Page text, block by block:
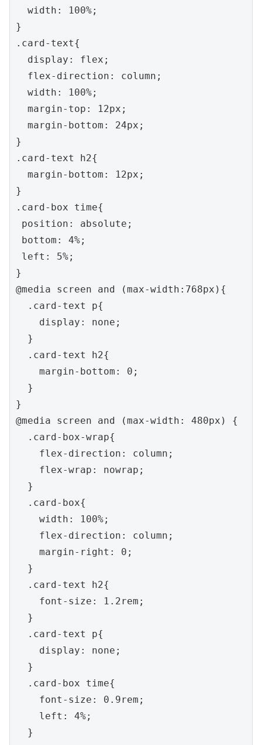
  width: 100%;
}
.card-text{
  display: flex;
  flex-direction: column;
  width: 100%;
  margin-top: 12px;
  margin-bottom: 24px;
}
.card-text h2{
  margin-bottom: 12px;
}
.card-box time{
position: absolute;
bottom: 4%;
left: 5%;
}
@media screen and (max-width:768px){
  .card-text p{
    display: none;
  }
  .card-text h2{
    margin-bottom: 0;
  }
}
@media screen and (max-width: 480px) {
  .card-box-wrap{
    flex-direction: column;
    flex-wrap: nowrap;
  }
  .card-box{
    width: 100%;
    flex-direction: column;
    margin-right: 0;
  }
  .card-text h2{
    font-size: 1.2rem;
  }
  .card-text p{
    display: none;
  }
  .card-box time{
    font-size: 0.9rem;
    left: 4%;
  }